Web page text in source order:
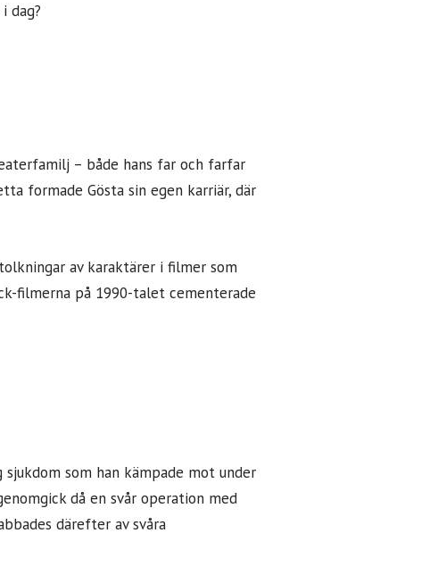
dag?
– både hans far och farfar
formade Gösta sin egen karriär, där
av karaktärer i filmer som
filmerna på 1990-talet cementerade
som han kämpade mot under
då en svår operation med
därefter av svåra